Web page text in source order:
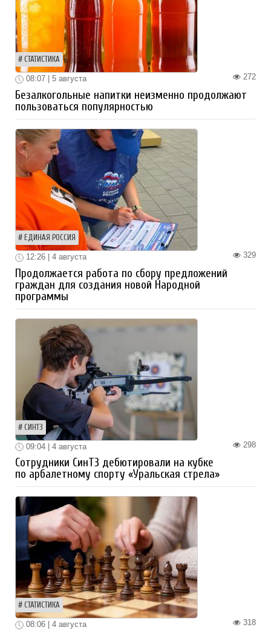
СТАТИСТИКА
272
08:07 | 5 августа
Безалкогольные напитки неизменно продолжают
пользоваться популярностью
ЕДИНАЯ РОССИЯ
329
12:26 | 4 августа
Продолжается работа по сбору предложений
граждан для создания новой Народной
программы
СИНТЗ
298
09:04 | 4 августа
Сотрудники СинТЗ дебютировали на кубке
по арбалетному спорту «Уральская стрела»
СТАТИСТИКА
318
08:06 | 4 августа